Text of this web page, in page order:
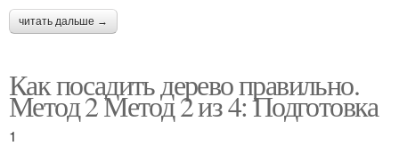
читать дальше →
Как посадить дерево правильно.
Метод 2 Метод 2 из 4: Подготовка
1